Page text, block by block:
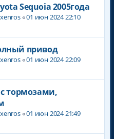
Sequoia 2005года
xenros«01 июн 2024 22:10
привод
xenros«01 июн 2024 22:09
тормозами,
xenros«01 июн 2024 21:49